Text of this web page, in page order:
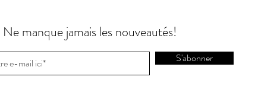
Ne manque jamais les nouveautés!
S'abonner